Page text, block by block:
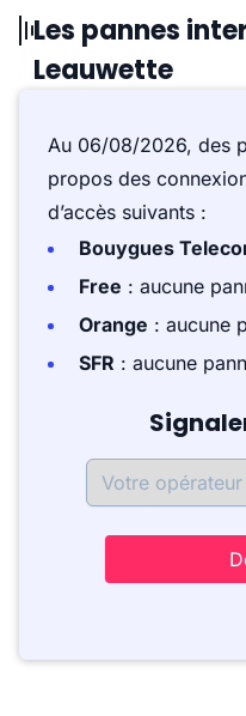
Les pannes
Leauwette
Au 06/08/2026, des
propos des
d’accès suivants :
Bouygues
Free : aucune
Orange : aucune
SFR : aucune